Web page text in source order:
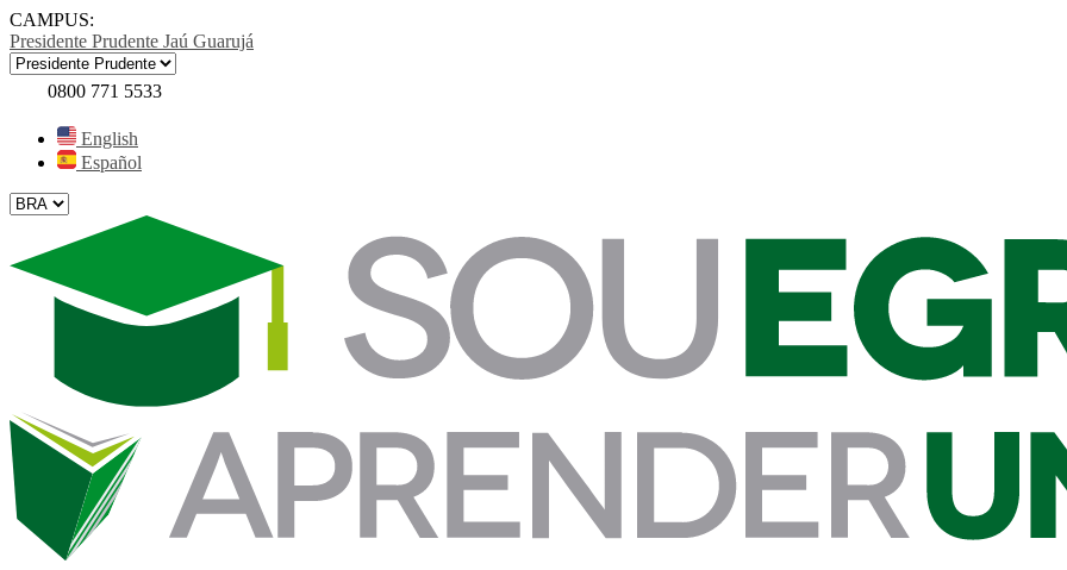
CAMPUS:
Presidente Prudente Jaú Guarujá
0800 771 5533
English
Español